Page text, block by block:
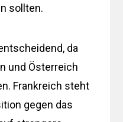
sollten.
da
und Österreich
Frankreich steht
gegen das